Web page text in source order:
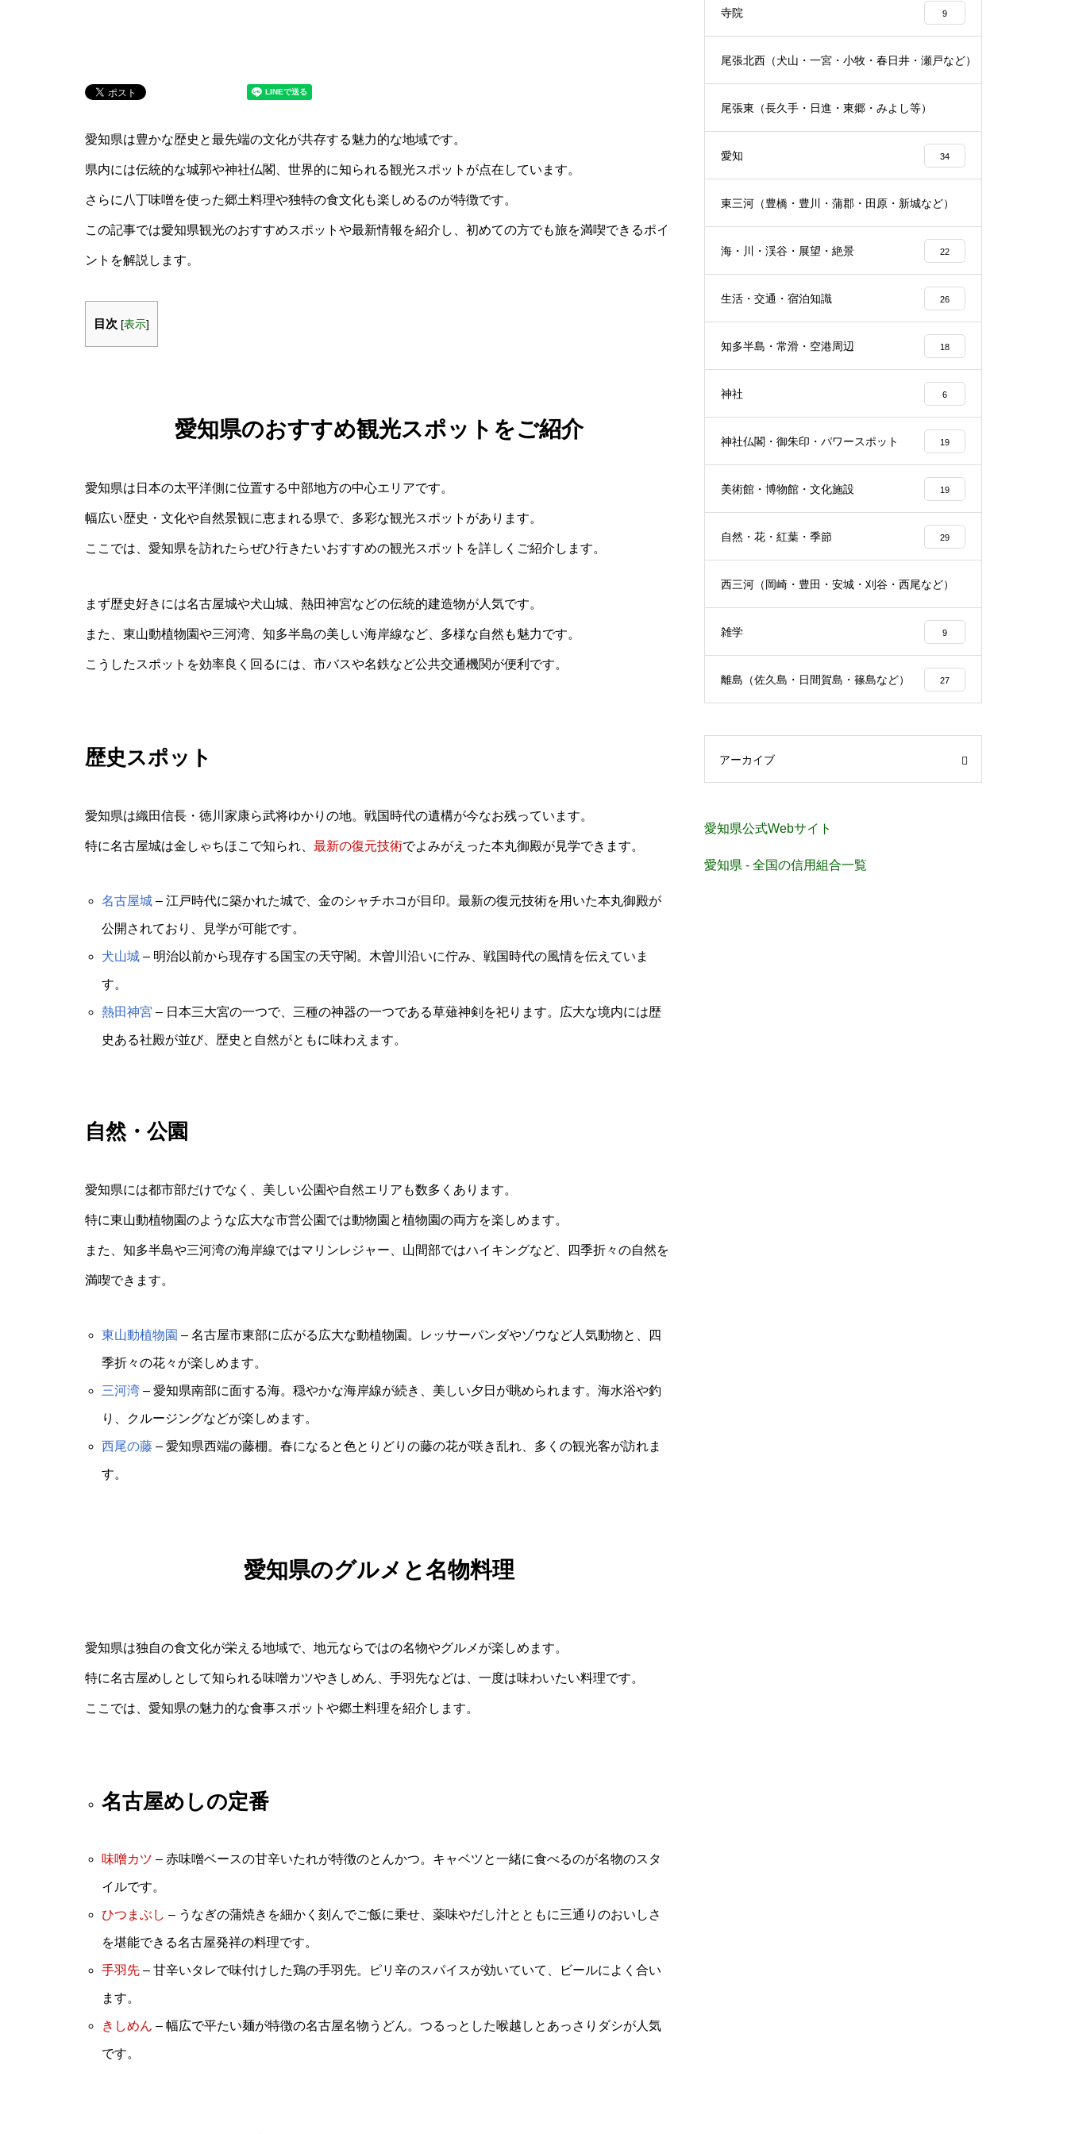
愛知県は豊かな歴史と最先端の文化が共存する魅力的な地域です。
県内には伝統的な城郭や神社仏閣、世界的に知られる観光スポットが点在しています。
さらに八丁味噌を使った郷土料理や独特の食文化も楽しめるのが特徴です。
この記事では愛知県観光のおすすめスポットや最新情報を紹介し、初めての方でも旅を満喫できるポイ
ントを解説します。
目次 [表示]
愛知県のおすすめ観光スポットをご紹介
愛知県は日本の太平洋側に位置する中部地方の中心エリアです。
幅広い歴史・文化や自然景観に恵まれる県で、多彩な観光スポットがあります。
ここでは、愛知県を訪れたらぜひ行きたいおすすめの観光スポットを詳しくご紹介します。
まず歴史好きには名古屋城や犬山城、熱田神宮などの伝統的建造物が人気です。
また、東山動植物園や三河湾、知多半島の美しい海岸線など、多様な自然も魅力です。
こうしたスポットを効率良く回るには、市バスや名鉄など公共交通機関が便利です。
歴史スポット
愛知県は織田信長・徳川家康ら武将ゆかりの地。戦国時代の遺構が今なお残っています。
特に名古屋城は金しゃちほこで知られ、 最新の復元技術でよみがえった本丸御殿が見学できます。
名古屋城– 江戸時代に築かれた城で、金のシャチホコが目印。最新の復元技術を用いた本丸御殿が
公開されており、見学が可能です。
犬山城– 明治以前から現存する国宝の天守閣。木曽川沿いに佇み、戦国時代の風情を伝えていま
す。
熱田神宮 – 日本三大宮の一つで、三種の神器の一つである草薙神剣を祀ります。広大な境内には歴
史ある社殿が並び、歴史と自然がともに味わえます。
自然・公園
愛知県には都市部だけでなく、美しい公園や自然エリアも数多くあります。
特に東山動植物園のような広大な市営公園では動物園と植物園の両方を楽しめます。
また、知多半島や三河湾の海岸線ではマリンレジャー、山間部ではハイキングなど、四季折々の自然を
満喫できます。
東山動植物園 – 名古屋市東部に広がる広大な動植物園。レッサーパンダやゾウなど人気動物と、四
季折々の花々が楽しめます。
三河湾– 愛知県南部に面する海。穏やかな海岸線が続き、美しい夕日が眺められます。海水浴や釣
り、クルージングなどが楽しめます。
西尾の藤– 愛知県西端の藤棚。春になると色とりどりの藤の花が咲き乱れ、多くの観光客が訪れま
す。
愛知県のグルメと名物料理
愛知県は独自の食文化が栄える地域で、地元ならではの名物やグルメが楽しめます。
特に名古屋めしとして知られる味噌カツやきしめん、手羽先などは、一度は味わいたい料理です。
ここでは、愛知県の魅力的な食事スポットや郷土料理を紹介します。
名古屋めしの定番
味噌カツ – 赤味噌ベースの甘辛いたれが特徴のとんかつ。キャベツと一緒に食べるのが名物のスタ
イルです。
ひつまぶし – うなぎの蒲焼きを細かく刻んでご飯に乗せ、薬味やだし汁とともに三通りのおいしさ
を堪能できる名古屋発祥の料理です。
手羽先– 甘辛いタレで味付けした鶏の手羽先。ピリ辛のスパイスが効いていて、ビールによく合い
ます。
きしめん – 幅広で平たい麺が特徴の名古屋名物うどん。つるっとした喉越しとあっさりダシが人気
です。
寺院 9
尾張北西（犬山・一宮・小牧・春日井・瀬戸など）
尾張東（長久手・日進・東郷・みよし等）
愛知 34
東三河（豊橋・豊川・蒲郡・田原・新城など）
海・川・渓谷・展望・絶景 22
生活・交通・宿泊知識 26
知多半島・常滑・空港周辺 18
神社 6
神社仏閣・御朱印・パワースポット 19
美術館・博物館・文化施設 19
自然・花・紅葉・季節 29
西三河（岡崎・豊田・安城・刈谷・西尾など）
雑学 9
離島（佐久島・日間賀島・篠島など） 27
アーカイブ
愛知県公式Webサイト
愛知県 - 全国の信用組合一覧